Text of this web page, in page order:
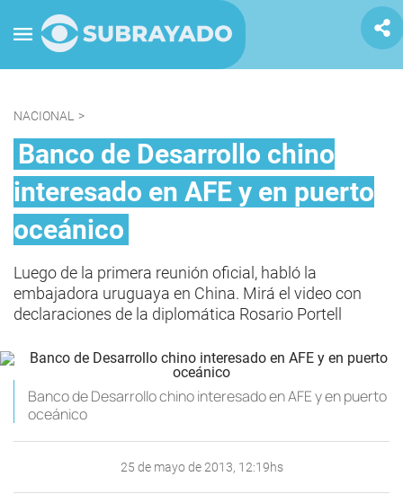
NACIONAL >
Banco de Desarrollo chino
interesado en AFE y en puerto
oceánico
Luego de la primera reunión oficial, habló la
embajadora uruguaya en China. Mirá el video con
declaraciones de la diplomática Rosario Portell
Banco de Desarrollo chino interesado en AFE y en puerto
oceánico
25 de mayo de 2013, 12:19hs